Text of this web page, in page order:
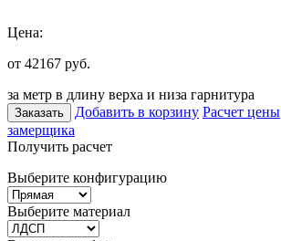
Цена:
от 42167 руб.
за метр в длину верха и низа гарнитура
Заказать Добавить в корзину Расчет цены
замерщика
Получить расчет
Выберите конфигурацию
Выберите материал